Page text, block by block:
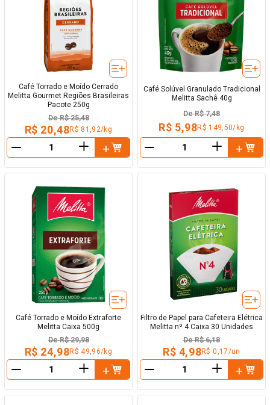
Café Torrado e Moído Cerrado
Melitta Gourmet Regiões Brasileiras
Pacote 250g
De R$ 25,48
R$ 20,48R$ 81,92/kg
＋
Café Solúvel Granulado Tradicional
Melitta Sachê 40g
De R$ 7,48
R$ 5,98R$ 149,50/kg
＋
Café Torrado e Moído Extraforte
Melitta Caixa 500g
De R$ 29,98
R$ 24,98R$ 49,96/kg
＋
Filtro de Papel para Cafeteira Elétrica
Melitta nº 4 Caixa 30 Unidades
De R$ 6,18
R$ 4,98R$ 0,17/un
＋